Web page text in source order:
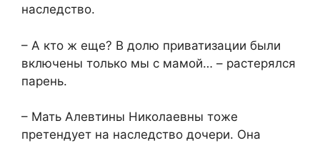
наследство.
– А кто ж еще? В долю приватизации были
включены только мы с мамой… – растерялся
парень.
– Мать Алевтины Николаевны тоже
претендует на наследство дочери. Она